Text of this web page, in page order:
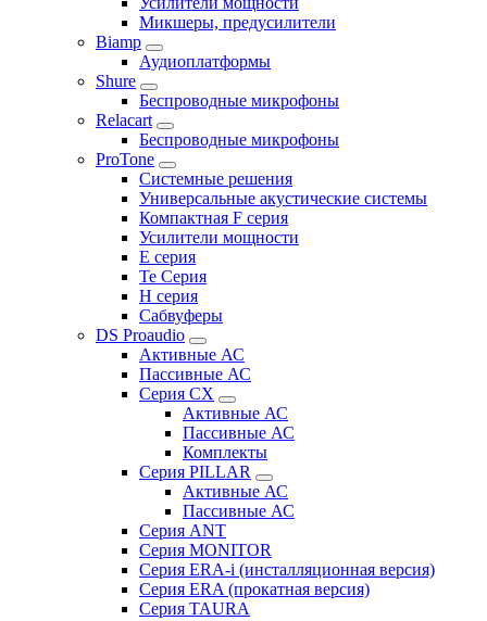
Микшеры, предусилители
Biamp
Аудиоплатформы
Shure
Беспроводные микрофоны
Relacart
Беспроводные микрофоны
ProTone
Системные решения
Универсальные акустические системы
Компактная F серия
Усилители мощности
E серия
Te Серия
H серия
Сабвуферы
DS Proaudio
Активные АС
Пассивные АС
Серия CX
Активные АС
Пассивные АС
Комплекты
Серия PILLAR
Активные АС
Пассивные АС
Серия ANT
Серия MONITOR
Серия ERA-i (инсталляционная версия)
Серия ERA (прокатная версия)
Серия TAURA